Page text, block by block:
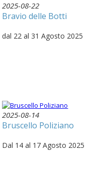
2025-08-22
Bravio delle Botti
dal 22 al 31 Agosto 2025
2025-08-14
Bruscello Poliziano
Dal 14 al 17 Agosto 2025